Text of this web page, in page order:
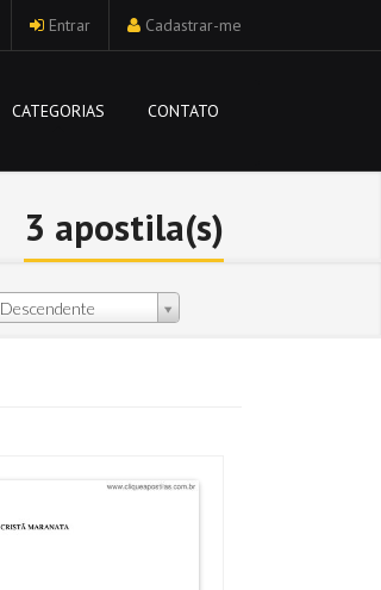
Entrar Cadastrar-me
CATEGORIAS CONTATO
3 apostila(s)
Descendente